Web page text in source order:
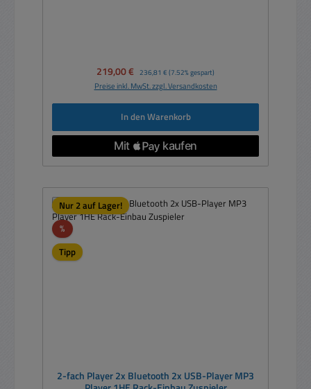
Verkaufspreis:
219,00 € Regulärer Preis:
236,81 € (7.52% gespart)
Preise inkl. MwSt. zzgl. Versandkosten
In den Warenkorb
Nur 2 auf Lager!
%Rabatt
Tipp
2-fach Player 2x Bluetooth 2x USB-Player MP3